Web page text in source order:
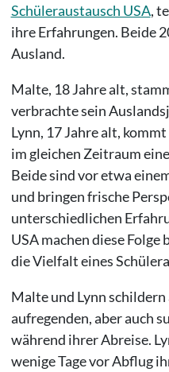
Schüleraustausch USA,
ihre Erfahrungen. Beide
Ausland.
Malte, 18 Jahre alt,
verbrachte sein
Lynn, 17 Jahre alt,
im gleichen Zeitraum
Beide sind vor etwa
und bringen frische
unterschiedlichen
USA machen diese Folge
die Vielfalt eines
Malte und Lynn
aufregenden, aber auch
während ihrer Abreise.
wenige Tage vor Abflug